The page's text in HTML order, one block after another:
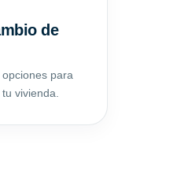
de
para
vivienda.